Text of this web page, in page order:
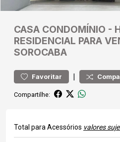
CASA CONDOMÍNIO -
RESIDENCIAL PARA
SOROCABA
Favoritar |
Compartilhe:
Total para Acessórios valores